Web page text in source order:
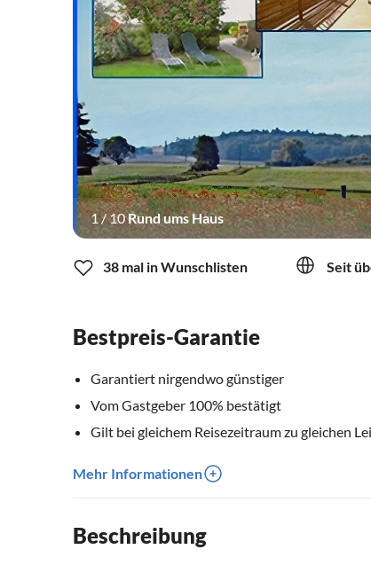
1/10Rund ums Haus
38 mal in Wunschlisten Seit
Bestpreis-Garantie
Garantiert nirgendwo günstiger
Vom Gastgeber 100% bestätigt
Gilt bei gleichem Reisezeitraum zu gleichen
Mehr Informationen
Beschreibung